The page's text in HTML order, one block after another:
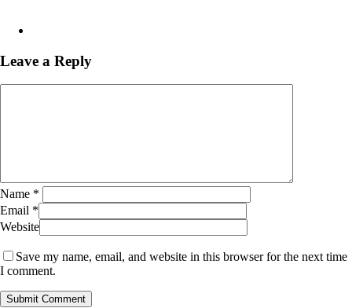
Leave a Reply
Name *
Email *
Website
Save my name, email, and website in this browser for the next time
I comment.